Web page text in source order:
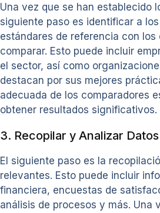
Una vez que se han establecido
siguiente paso es identificar a
estándares de referencia con los
comparar. Esto puede incluir
el sector, así como
destacan por sus mejores
adecuada de los comparadores
obtener resultados significativos.
3. Recopilar y Analizar Datos
El siguiente paso es la
relevantes. Esto puede incluir
financiera, encuestas de
análisis de procesos y más. Una